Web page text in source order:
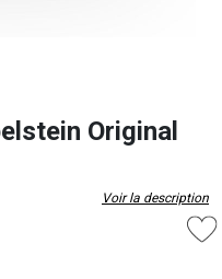
Original
Voir la description